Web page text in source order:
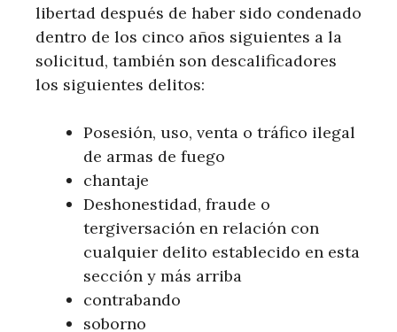
libertad después de haber sido condenado
dentro de los cinco años siguientes a la
solicitud, también son descalificadores
los siguientes delitos:
Posesión, uso, venta o tráfico ilegal
de armas de fuego
chantaje
Deshonestidad, fraude o
tergiversación en relación con
cualquier delito establecido en esta
sección y más arriba
contrabando
soborno